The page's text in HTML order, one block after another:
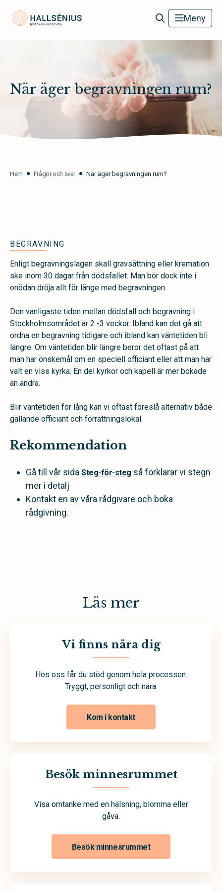
Hallsénius Begravningsbyrå Meny
När äger begravningen rum?
Hem Frågor och svar När äger begravningen rum?
BEGRAVNING
Enligt begravningslagen skall gravsättning eller kremation
ske inom 30 dagar från dödsfallet. Man bör dock inte i
onödan dröja allt för länge med begravningen.
Den vanligaste tiden mellan dödsfall och begravning i
Stockholmsområdet är 2 -3 veckor. Ibland kan det gå att
ordna en begravning tidigare och ibland kan väntetiden bli
längre. Om väntetiden blir längre beror det oftast på att
man har önskemål om en speciell officiant eller att man har
valt en viss kyrka. En del kyrkor och kapell är mer bokade
än andra.
Blir väntetiden för lång kan vi oftast föreslå alternativ både
gällande officiant och förrättningslokal.
Rekommendation
Gå till vår sida Steg-för-steg så förklarar vi stegn
mer i detalj
Kontakt en av våra rådgivare och boka
rådgivning.
Läs mer
Vi finns nära dig
Hos oss får du stöd genom hela processen.
Tryggt, personligt och nära.
Kom i kontakt
Besök minnesrummet
Visa omtanke med en hälsning, blomma eller
gåva.
Besök minnesrummet